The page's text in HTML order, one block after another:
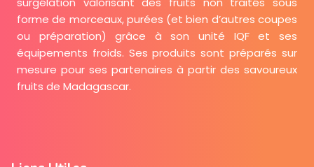
forme de morceaux, purées (et bien d’autres coupes
ou préparation) grâce à son unité IQF et ses
équipements froids. Ses produits sont préparés sur
mesure pour ses partenaires à partir des savoureux
fruits de Madagascar.